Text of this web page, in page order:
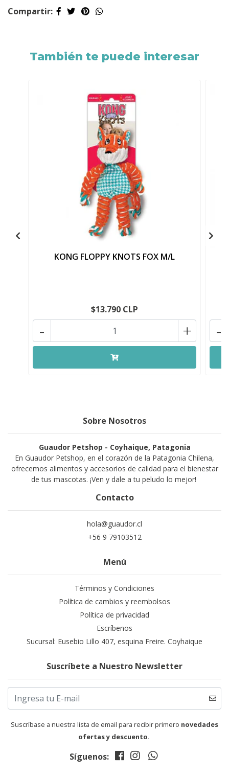
Compartir:
También te puede interesar
KONG FLOPPY KNOTS FOX M/L
$13.790 CLP
+
- -
Sobre Nosotros
Guaudor Petshop - Coyhaique, Patagonia
En Guaudor Petshop, en el corazón de la Patagonia Chilena,
ofrecemos alimentos y accesorios de calidad para el bienestar
de tus mascotas. ¡Ven y dale a tu peludo lo mejor!
Contacto
hola@guaudor.cl
+56 9 79103512
Menú
Términos y Condiciones
Política de cambios y reembolsos
Política de privacidad
Escríbenos
Sucursal: Eusebio Lillo 407, esquina Freire. Coyhaique
Suscríbete a Nuestro Newsletter
Suscríbase a nuestra lista de email para recibir primero novedades
ofertas y descuento.
Síguenos: